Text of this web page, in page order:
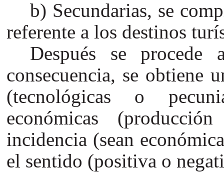
Secundarias, se
referente a los destinos
Después se
consecuencia, se obtiene
(tecnológicas o
económicas
incidencia (sean
el sentido (positiva o